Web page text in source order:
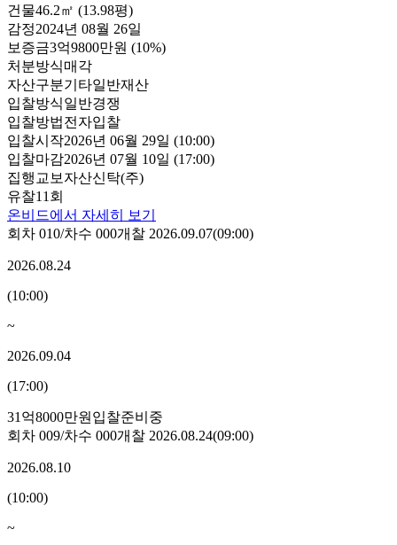
건물46.2㎡ (13.98평)
감정2024년 08월 26일
보증금3억9800만원 (10%)
처분방식매각
자산구분기타일반재산
입찰방식일반경쟁
입찰방법전자입찰
입찰시작2026년 06월 29일 (10:00)
입찰마감2026년 07월 10일 (17:00)
집행 교보자산신탁(주)
유찰11회
온비드에서 자세히 보기
회차 010/차수 000개찰 2026.09.07(09:00)
2026.08.24
(10:00)
~
2026.09.04
(17:00)
31억8000만원 입찰준비중
회차 009/차수 000개찰 2026.08.24(09:00)
2026.08.10
(10:00)
~